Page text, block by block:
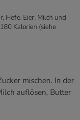
Hefe, Eier, Milch und
Kalorien (siehe
mischen. In der
auflösen, Butter